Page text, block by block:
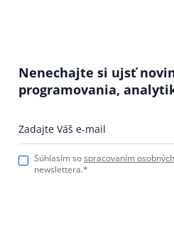
Nenechajte si ujsť
programovania,
Zadajte Váš e-mail
Súhlasím sospracovaním
newslettera.*